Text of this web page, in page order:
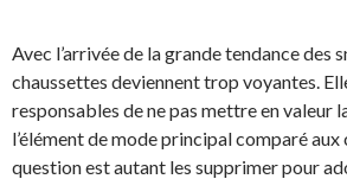
Avec l’arrivée de la grande tendance des
chaussettes deviennent trop voyantes.
responsables de ne pas mettre en valeur
l’élément de mode principal comparé aux
question est autant les supprimer pour